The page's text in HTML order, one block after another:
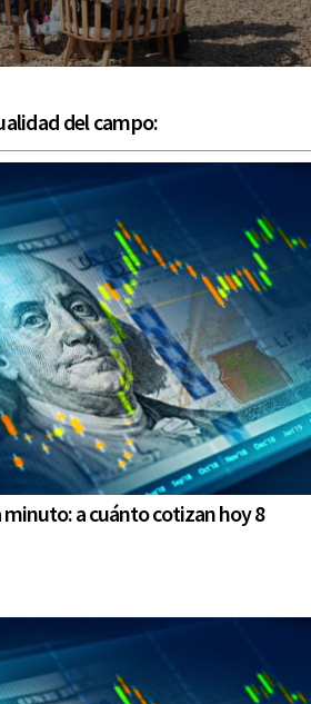
del campo:
a cuánto cotizan hoy 8